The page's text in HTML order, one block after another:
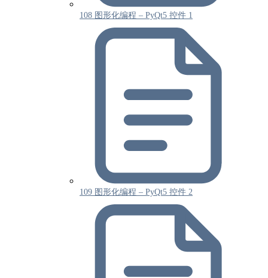
108 图形化编程 – PyQt5 控件 1
109 图形化编程 – PyQt5 控件 2